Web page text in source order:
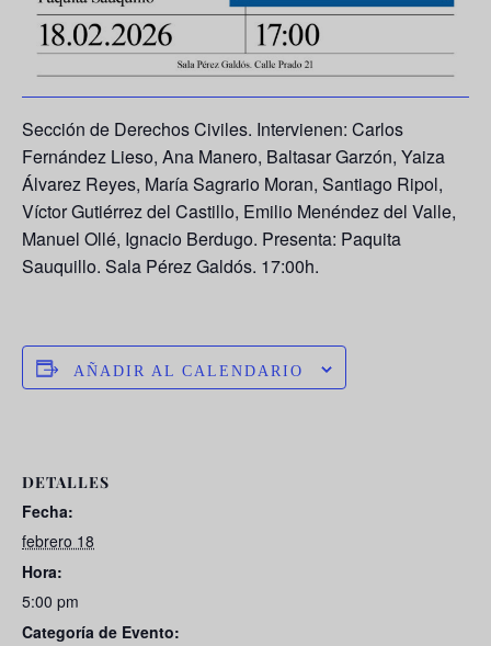
Sección de Derechos Civiles. Intervienen: Carlos
Fernández Lieso, Ana Manero, Baltasar Garzón, Yaiza
Álvarez Reyes, María Sagrario Moran, Santiago Ripol,
Víctor Gutiérrez del Castillo, Emilio Menéndez del Valle,
Manuel Ollé, Ignacio Berdugo. Presenta: Paquita
Sauquillo. Sala Pérez Galdós. 17:00h.
AÑADIR AL CALENDARIO
DETALLES
Fecha:
febrero 18
Hora:
5:00 pm
Categoría de Evento: